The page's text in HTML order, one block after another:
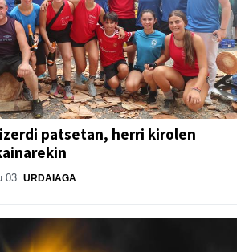
patsetan, herri kirolen
03 URDAIAGA